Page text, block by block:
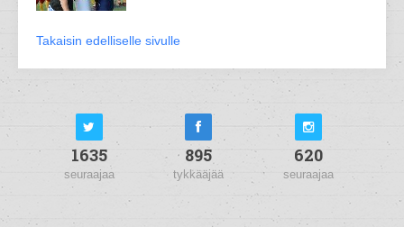
Takaisin edelliselle sivulle
1635
seuraajaa
895
tykkääjää
620
seuraajaa